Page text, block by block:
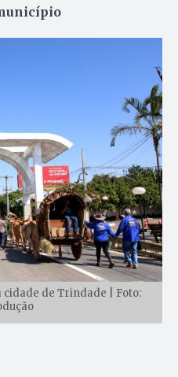
cidade de Trindade | Foto: